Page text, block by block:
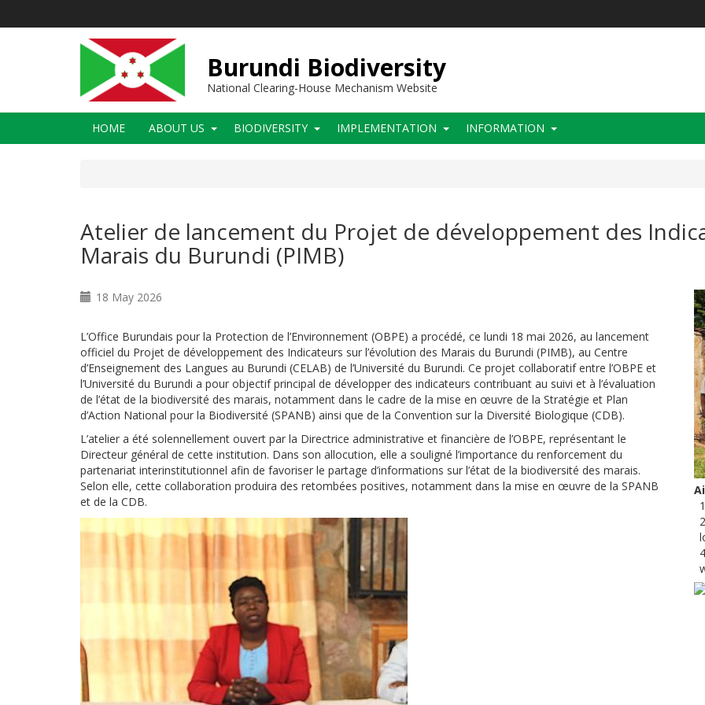
Burundi Biodiversity
National Clearing-House Mechanism Website
Main
navigation
HOME ABOUT US BIODIVERSITY IMPLEMENTATION INFORMATION
Atelier de lancement du Projet de développement des
Marais du Burundi (PIMB)
18 May 2026
L’Office Burundais pour la Protection de l’Environnement (OBPE) a procédé, ce lundi 18 mai 2026, au lancement
officiel du Projet de développement des Indicateurs sur l’évolution des Marais du Burundi (PIMB), au Centre
d’Enseignement des Langues au Burundi (CELAB) de l’Université du Burundi. Ce projet collaboratif entre l’OBPE et
l’Université du Burundi a pour objectif principal de développer des indicateurs contribuant au suivi et à l’évaluation
de l’état de la biodiversité des marais, notamment dans le cadre de la mise en œuvre de la Stratégie et Plan
d’Action National pour la Biodiversité (SPANB) ainsi que de la Convention sur la Diversité Biologique (CDB).
L’atelier a été solennellement ouvert par la Directrice administrative et financière de l’OBPE, représentant le
Directeur général de cette institution. Dans son allocution, elle a souligné l’importance du renforcement du
partenariat interinstitutionnel afin de favoriser le partage d’informations sur l’état de la biodiversité des marais.
Selon elle, cette collaboration produira des retombées positives, notamment dans la mise en œuvre de la SPANB
et de la CDB.